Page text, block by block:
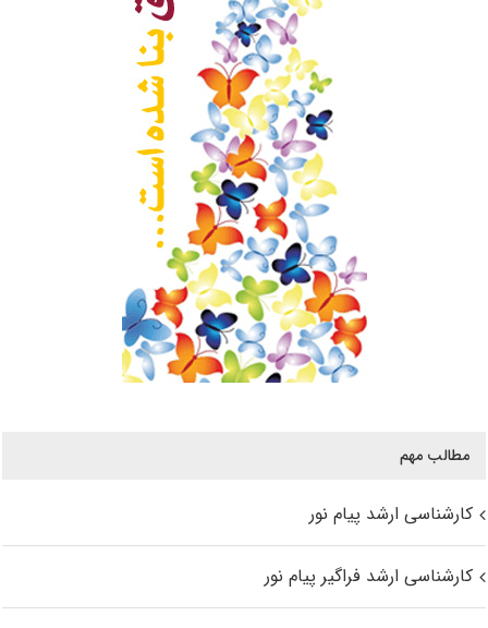
مطالب مهم
کارشناسی ارشد پیام نور
کارشناسی ارشد فراگیر پیام نور